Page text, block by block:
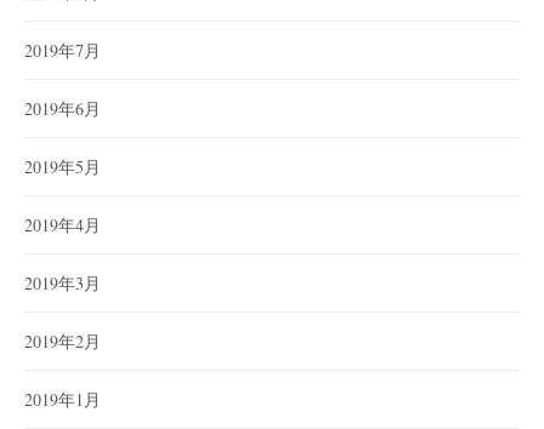
2019年7月
2019年6月
2019年5月
2019年4月
2019年3月
2019年2月
2019年1月